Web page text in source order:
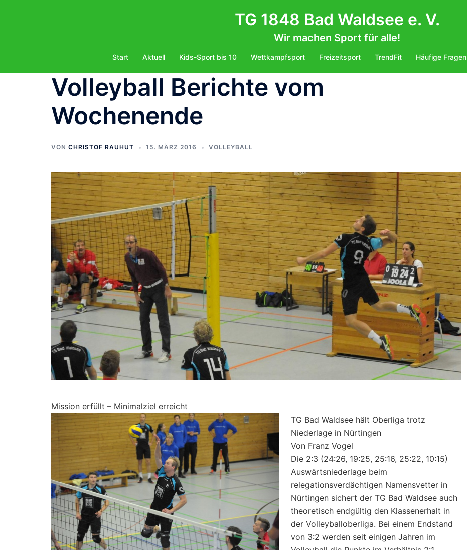
TG 1848 Bad Waldsee e. V.
Wir machen Sport für alle!
Start Aktuell Kids-Sport bis 10 Wettkampfsport Freizeitsport TrendFit Häufige Fragen
Volleyball Berichte vom
Wochenende
VON CHRISTOF RAUHUT 15. MÄRZ 2016 VOLLEYBALL
Mission erfüllt – Minimalziel erreicht
TG Bad Waldsee hält Oberliga trotz
Niederlage in Nürtingen
Von Franz Vogel
Die 2:3 (24:26, 19:25, 25:16, 25:22, 10:15)
Auswärtsniederlage beim
relegationsverdächtigen Namensvetter in
Nürtingen sichert der TG Bad Waldsee auch
theoretisch endgültig den Klassenerhalt in
der Volleyballoberliga. Bei einem Endstand
von 3:2 werden seit einigen Jahren im